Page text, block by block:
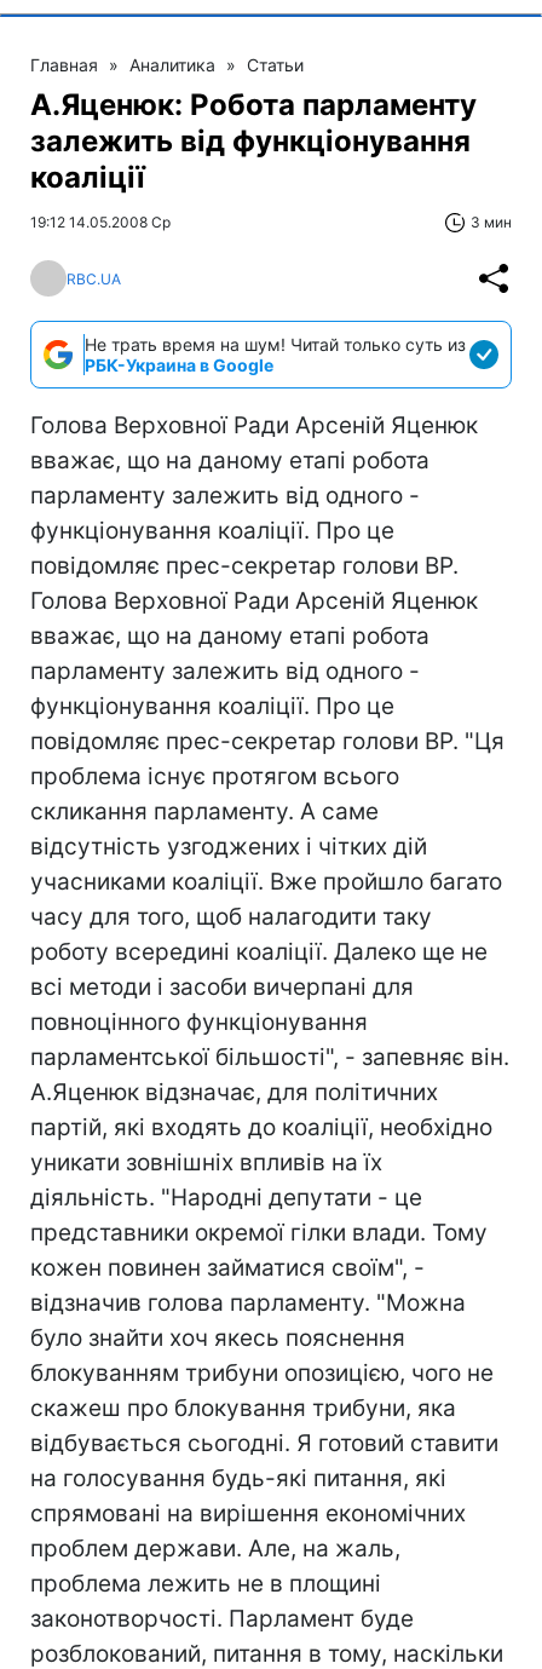
Главная » Аналитика » Статьи
А.Яценюк: Робота парламенту
залежить від функціонування
коаліції
19:12 14.05.2008 Ср 3 мин
RBC.UA
Не трать время на шум! Читай только суть из
РБК-Украина в Google
Голова Верховної Ради Арсеній Яценюк
вважає, що на даному етапі робота
парламенту залежить від одного -
функціонування коаліції. Про це
повідомляє прес-секретар голови ВР.
Голова Верховної Ради Арсеній Яценюк
вважає, що на даному етапі робота
парламенту залежить від одного -
функціонування коаліції. Про це
повідомляє прес-секретар голови ВР. "Ця
проблема існує протягом всього
скликання парламенту. А саме
відсутність узгоджених і чітких дій
учасниками коаліції. Вже пройшло багато
часу для того, щоб налагодити таку
роботу всередині коаліції. Далеко ще не
всі методи і засоби вичерпані для
повноцінного функціонування
парламентської більшості", - запевняє він.
А.Яценюк відзначає, для політичних
партій, які входять до коаліції, необхідно
уникати зовнішніх впливів на їх
діяльність. "Народні депутати - це
представники окремої гілки влади. Тому
кожен повинен займатися своїм", -
відзначив голова парламенту. "Можна
було знайти хоч якесь пояснення
блокуванням трибуни опозицією, чого не
скажеш про блокування трибуни, яка
відбувається сьогодні. Я готовий ставити
на голосування будь-які питання, які
спрямовані на вирішення економічних
проблем держави. Але, на жаль,
проблема лежить не в площині
законотворчості. Парламент буде
розблокований, питання в тому, наскільки